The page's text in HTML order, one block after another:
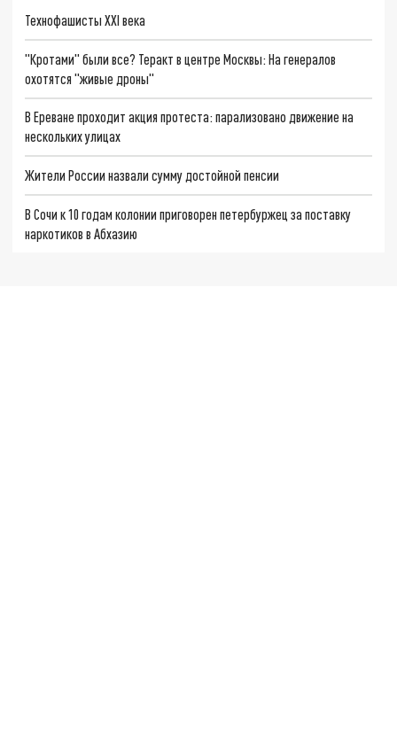
Технофашисты XXI века
"Кротами" были все? Теракт в центре Москвы: На генералов
охотятся "живые дроны"
В Ереване проходит акция протеста: парализовано движение на
нескольких улицах
Жители России назвали сумму достойной пенсии
В Сочи к 10 годам колонии приговорен петербуржец за поставку
наркотиков в Абхазию